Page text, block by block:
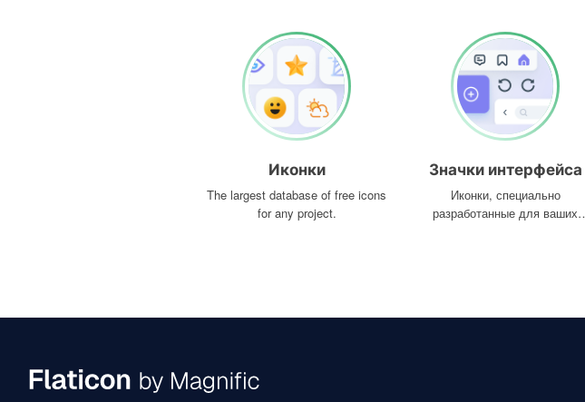
Иконки
The largest database of free icons
for any project.
Значки интерфейса
Иконки, специально
разработанные для ваших